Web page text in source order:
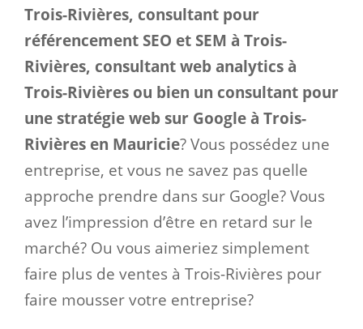
Trois-Rivières, consultant pour
référencement SEO et SEM à Trois-
Rivières, consultant web analytics à
Trois-Rivières ou bien un consultant pour
une stratégie web sur Google à Trois-
Rivières en Mauricie? Vous possédez une
entreprise, et vous ne savez pas quelle
approche prendre dans sur Google? Vous
avez l’impression d’être en retard sur le
marché? Ou vous aimeriez simplement
faire plus de ventes à Trois-Rivières pour
faire mousser votre entreprise?